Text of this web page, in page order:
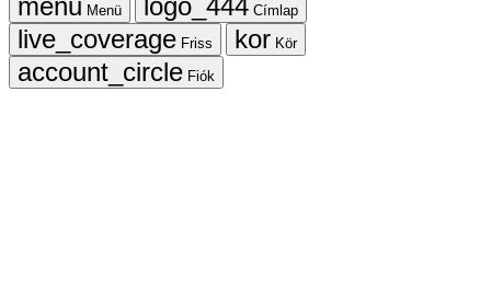
Menü
Címlap
Friss
Kör
Fiók